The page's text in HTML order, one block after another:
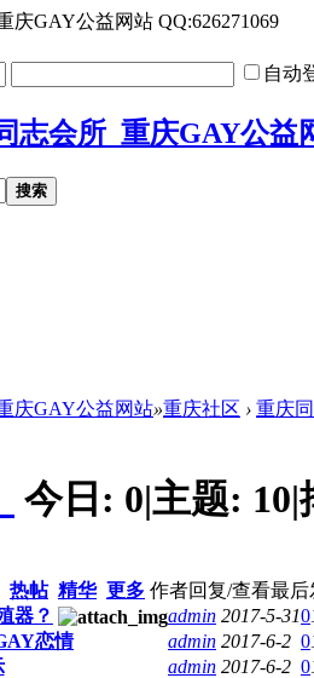
庆GAY公益网站 QQ:626271069
自动
搜索
庆GAY公益网站»重庆社区 › 重庆
今日: 0|主题: 10|
热帖 精华 更多 作者回复/查看最后
器？
admin 2017-5-310
恋情
admin 2017-6-2 0
admin 2017-6-2 0